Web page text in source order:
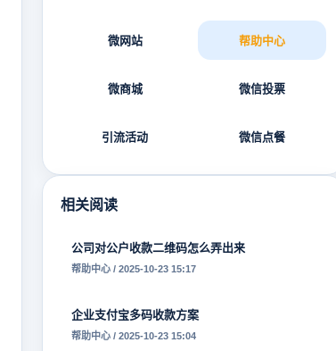
微网站 帮助中心
微商城 微信投票
引流活动 微信点餐
相关阅读
公司对公户收款二维码怎么弄出来
帮助中心 / 2025-10-23 15:17
企业支付宝多码收款方案
帮助中心 / 2025-10-23 15:04